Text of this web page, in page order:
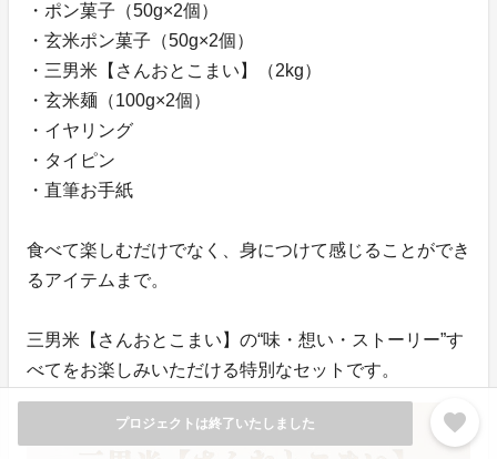
プロジェクトは終了いたしました favorite
・ポン菓子（50g×2個）
・玄米ポン菓子（50g×2個）
・三男米【さんおとこまい】（2kg）
・玄米麺（100g×2個）
・イヤリング
・タイピン
・直筆お手紙
食べて楽しむだけでなく、身につけて感じることができ
るアイテムまで。
三男米【さんおとこまい】の“味・想い・ストーリー”す
べてをお楽しみいただける特別なセットです。